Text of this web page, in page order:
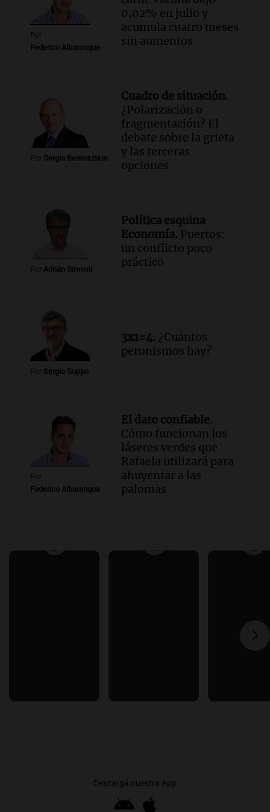
Episodios
Por
Federico Albarenque
0,02% en julio y
acumula cuatro meses
sin aumentos
Por Sergio Berensztein
Cuadro de situación.
¿Polarización o
fragmentación? El
debate sobre la grieta
y las terceras
opciones
Por Adrián Simioni
Política esquina
Economía. Puertos:
un conflicto poco
práctico
Por Sergio Suppo
3x1=4. ¿Cuántos
peronismos hay?
Por
Federico Albarenque
El dato confiable.
Cómo funcionan los
láseres verdes que
Rafaela utilizará para
ahuyentar a las
palomas
Descargá nuestra App